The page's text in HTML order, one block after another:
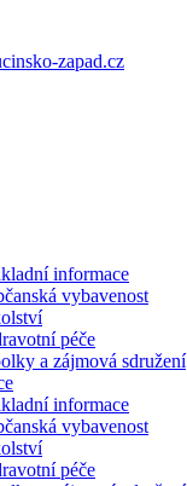
zapad.cz
informace
vybavenost
péče
a zájmová sdružení
informace
vybavenost
péče